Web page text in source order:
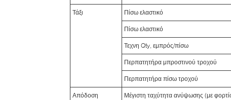
Τάξι Πίσω ελαστικό
Πίσω ελαστικό
Τεχνη Qty, εμπρός/πίσω
Περπατητήρα μπροστινού τροχού
Περπατητήρα πίσω τροχού
Απόδοση
Μέγιστη ταχύτητα ανύψωσης (με